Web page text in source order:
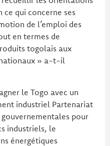
ce qui concerne ses
de l’emploi des
en termes de
togolais aux
» a-t-il
le Togo avec un
industriel Partenariat
pour
industriels, le
énergétiques